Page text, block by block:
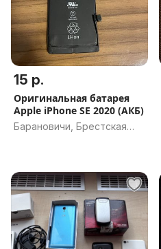
15 р.
Оригинальная батарея
Apple iPhone SE 2020 (АКБ)
Барановичи, Брестская